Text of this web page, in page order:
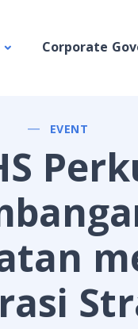
Corporate
EVENT